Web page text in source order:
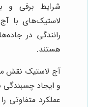
شرایط برفی و
لاستیک‌های با
رانندگی در
هستند.
آج لاستیک نقش
و ایجاد چسبندگی
عملکرد متفاوتی